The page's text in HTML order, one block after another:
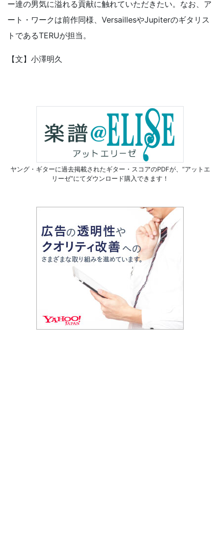
ー達の男気に溢れる貢献に触れていただきたい。なお、ア
ート・ワークは前作同様、VersaillesやJupiterのギタリス
トであるTERUが担当。
【文】小澤明久
ヤング・ギターに過去掲載されたギター・スコアのPDFが、 “アットエ
リーゼ”にてダウンロード購入できます！